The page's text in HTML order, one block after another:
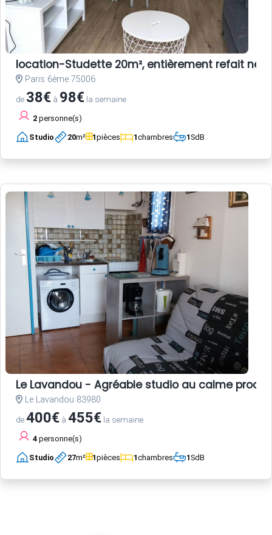
location-Studette 20m², entièrement refait neuf
Paris 6ème 75006
de 38€ à 98€ la semaine
2 personne(s)
Studio 20m² 1pièces 1chambres 1SdB
Le Lavandou - Agréable studio au calme
Le Lavandou 83980
de400€ à 455€ la semaine
4 personne(s)
Studio 27m² 1pièces 1chambres 1SdB